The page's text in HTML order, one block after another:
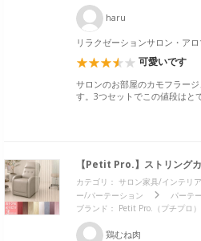
haru
リラクゼーションサロン・アロ
可愛いです
サロンのお部屋のカモフラー
す。3つセットでこの値段はと
【Petit Pro.】ストリング
カテゴリ： サロン家具/インテリ
ー/パーテーション
パーテ
ブランド： Petit Pro.（プチプロ）
鶏むね肉